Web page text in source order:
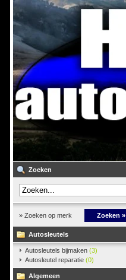
Zoeken
» Zoeken op merk Zoeken »
Autosleutels
Autosleutels bijmaken (3)
Autosleutel reparatie (0)
Algemeen